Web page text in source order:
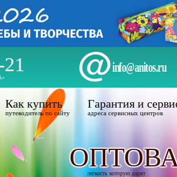
info@anitos.ru
Как купить
путеводитель по сайту
Гарантия и
адреса сервисных центров
легкость которую дарят